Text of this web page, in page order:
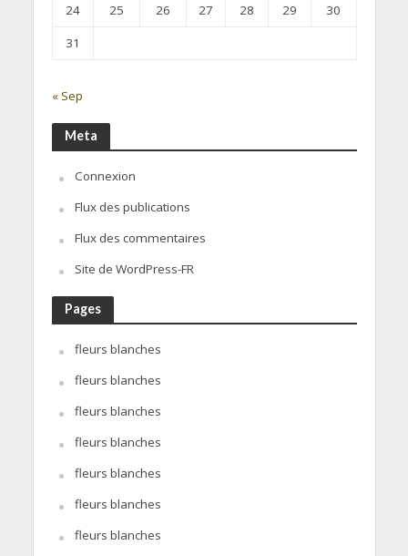
24
25 26 27 28 29
30
31
« Sep
Meta
Connexion
Flux des publications
Flux des commentaires
Site de WordPress-FR
Pages
fleurs blanches
fleurs blanches
fleurs blanches
fleurs blanches
fleurs blanches
fleurs blanches
fleurs blanches